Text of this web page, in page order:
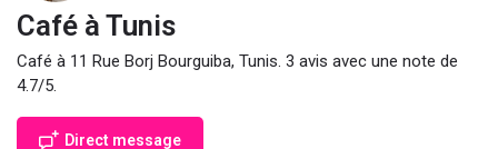
Café à Tunis
Café à 11 Rue Borj Bourguiba, Tunis. 3 avis avec une note de
4.7/5.
Direct message